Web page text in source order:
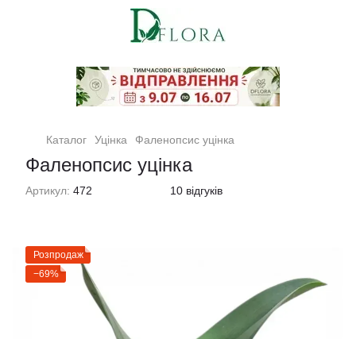
Кімнатні рослини та квіти
Каталог Уцінка Фаленопсис уцінка
Фаленопсис уцінка
Артикул: 472 10 відгуків
Розпродаж
−69%